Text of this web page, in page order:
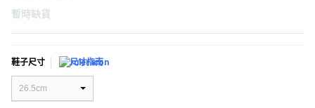
暫時缺貨
鞋子尺寸 尺寸指南
26.5cm